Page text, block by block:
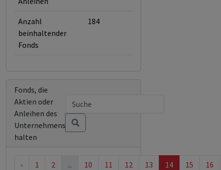
Anzahl
beinhaltender
Fonds
184
Fonds, die
Aktien oder
Anleihen des
Unternehmens
halten
‹ 1 2 ... 10 11 12 13 14 15 16